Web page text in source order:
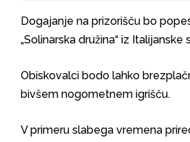
Dogajanje na prizorišču bo
„Solinarska družina“ iz Italijanske
Obiskovalci bodo lahko
bivšem nogometnem igrišču.
V primeru slabega vremena